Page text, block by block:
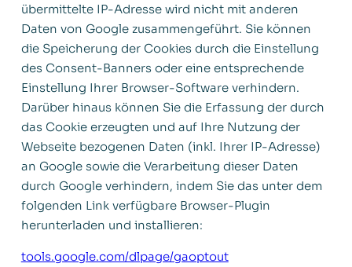
übermittelte IP-Adresse wird nicht mit anderen
Daten von Google zusammengeführt. Sie können
die Speicherung der Cookies durch die Einstellung
des Consent-Banners oder eine entsprechende
Einstellung Ihrer Browser-Software verhindern.
Darüber hinaus können Sie die Erfassung der durch
das Cookie erzeugten und auf Ihre Nutzung der
Webseite bezogenen Daten (inkl. Ihrer IP-Adresse)
an Google sowie die Verarbeitung dieser Daten
durch Google verhindern, indem Sie das unter dem
folgenden Link verfügbare Browser-Plugin
herunterladen und installieren:
tools.google.com/dlpage/gaoptout